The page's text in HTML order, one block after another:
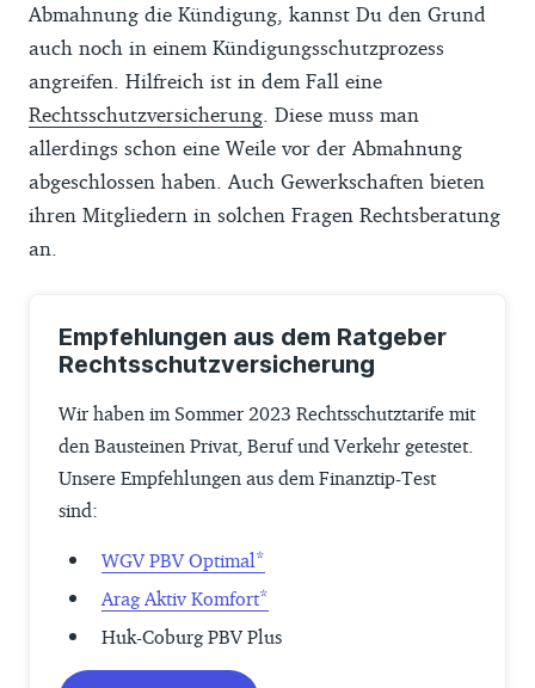
Abmahnung die Kündigung, kannst Du den Grund
auch noch in einem Kündigungsschutzprozess
angreifen. Hilfreich ist in dem Fall eine
Rechtsschutzversicherung . Diese muss man
allerdings schon eine Weile vor der Abmahnung
abgeschlossen haben. Auch Gewerkschaften bieten
ihren Mitgliedern in solchen Fragen Rechtsberatung
an.
Empfehlungen aus dem Ratgeber
Rechtsschutzversicherung
Wir haben im Sommer 2023 Rechtsschutztarife mit
den Bausteinen Privat, Beruf und Verkehr getestet.
Unsere Empfehlungen aus dem Finanztip-Test
sind:
WGV PBV Optimal
Arag Aktiv Komfort
Huk-Coburg PBV Plus